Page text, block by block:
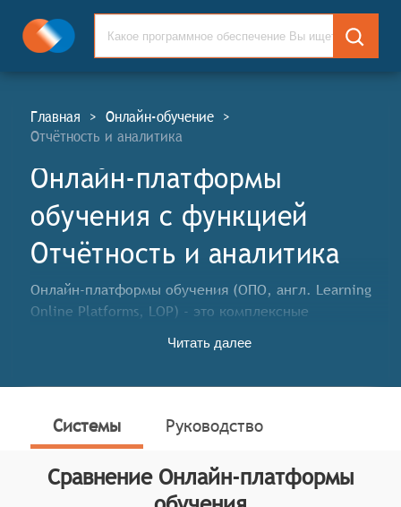
Главная > Онлайн-обучение >
Отчётность и аналитика
Онлайн-платформы
обучения c функцией
Отчётность и аналитика
Онлайн-платформы обучения (ОПО, англ. Learning
Online Platforms, LOP) - это комплексные
предназначенные для организации и проведения
возможностей, направленных на поддержку всех
аспектов дистанционного образования, от
оценки успеваемости учащихся и управления
Читать далее
Системы Руководство
Сравнение Онлайн-платформы